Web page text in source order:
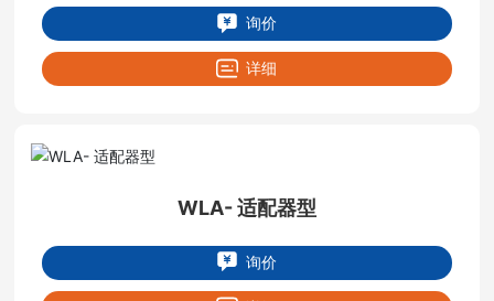
询价
详细
WLA- 适配器型
询价